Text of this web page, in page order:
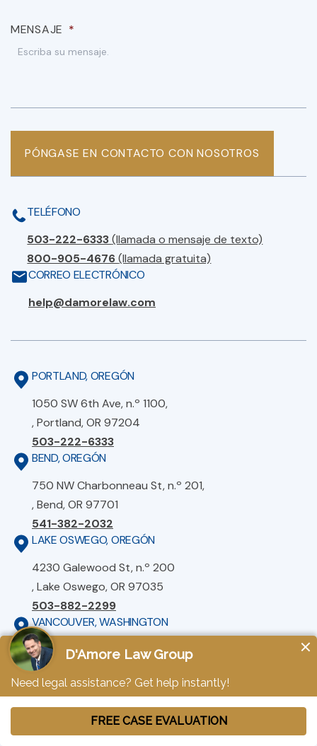
MENSAJE *
PÓNGASE EN CONTACTO CON NOSOTROS
TELÉFONO
503-222-6333(llamada o mensaje de texto)
800-905-4676(llamada gratuita)
CORREO ELECTRÓNICO
help@damorelaw.com
PORTLAND, OREGÓN
1050 SW 6th Ave, n.º 1100,
, Portland, OR 97204
503-222-6333
BEND, OREGÓN
750 NW Charbonneau St, n.º 201,
, Bend, OR 97701
541-382-2032
LAKE OSWEGO, OREGÓN
4230 Galewood St, n.º 200
, Lake Oswego, OR 97035
503-882-2299
VANCOUVER, WASHINGTON
1220 Main St, n.º 400,
, Vancouver, WA 98660
360-696-3437
TACOMA, WASHINGTON